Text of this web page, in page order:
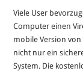
Viele User
Computer einen
mobile Version von
nicht nur ein
System. Die